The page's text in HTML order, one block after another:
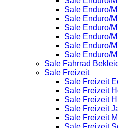
Sale Enduro/
Sale Enduro/
Sale Enduro/
Sale Enduro/
Sale Enduro/
Sale Enduro/
Sale Fahrrad
Sale Freizeit
Sale Freizeit
Sale Freizeit
Sale Freizeit
Sale Freizeit
Sale Freizeit